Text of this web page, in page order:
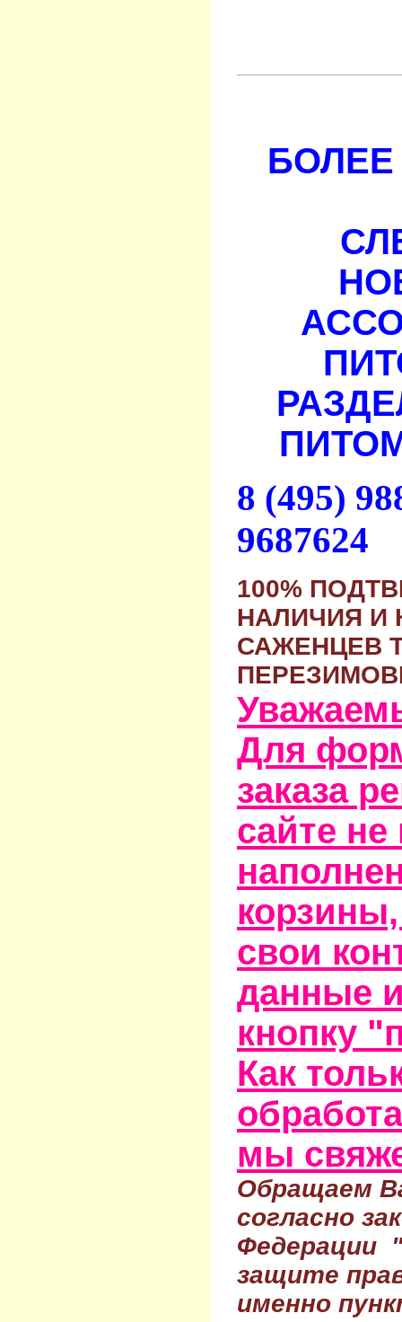
БОЛЕЕ
8 (495)
9687624
100%
НАЛИЧИЯ И
САЖЕНЦЕВ
Для
заказа
сайте
свои
данные
кнопку
Как
мы
Обращаем
согласно
Федерации
защите
именно